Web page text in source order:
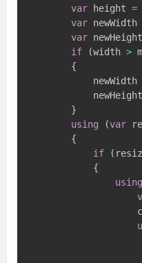
var height =
var newWidth
var newHeight
if
(width >
{
            newWidth
            newHeight
}
using
(var
{
if
(
{
using